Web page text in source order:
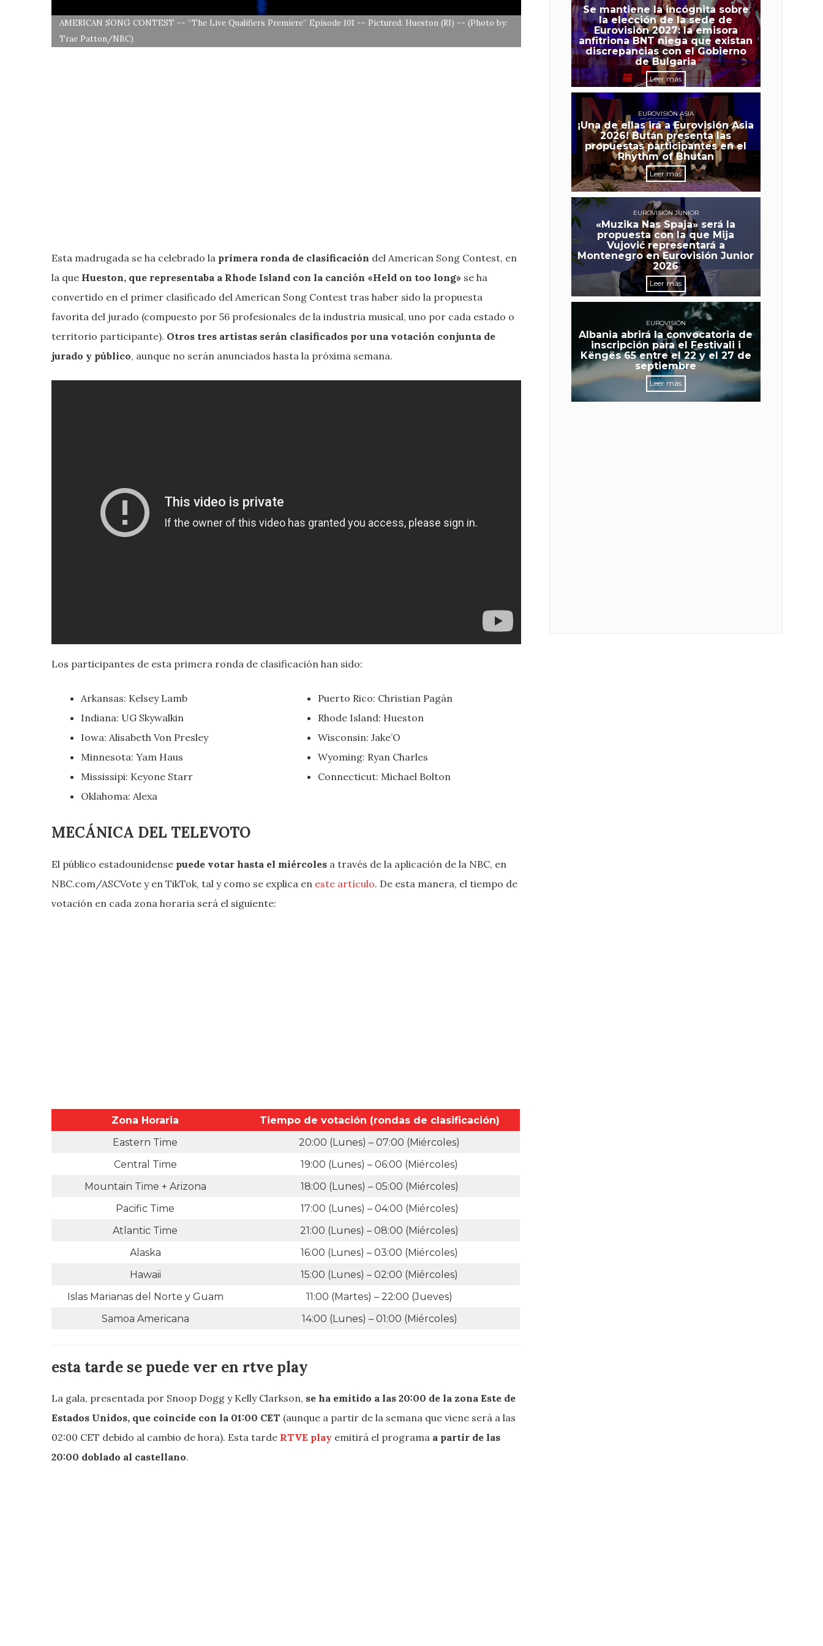
AMERICAN SONG CONTEST -- “The Live Qualifiers Premiere” Episode 101 -- Pictured: Hueston (RI) -- (Photo by:
Trae Patton/NBC)
Esta madrugada se ha celebrado la primera ronda de clasificación del American Song Contest, en
la que Hueston, que representaba a Rhode Island con la canción «Held on too long» se ha
convertido en el primer clasificado del American Song Contest tras haber sido la propuesta
favorita del jurado (compuesto por 56 profesionales de la industria musical, uno por cada estado o
territorio participante). Otros tres artistas serán clasificados por una votación conjunta de
jurado y público, aunque no serán anunciados hasta la próxima semana.
Los participantes de esta primera ronda de clasificación han sido:
Arkansas: Kelsey Lamb
Indiana: UG Skywalkin
Iowa: Alisabeth Von Presley
Minnesota: Yam Haus
Mississipi: Keyone Starr
Oklahoma: Alexa
Puerto Rico: Christian Pagán
Rhode Island: Hueston
Wisconsin: Jake’O
Wyoming: Ryan Charles
Connecticut: Michael Bolton
MECÁNICA DEL TELEVOTO
El público estadounidense puede votar hasta el miércoles a través de la aplicación de la NBC, en
NBC.com/ASCVote y en TikTok, tal y como se explica en este artículo. De esta manera, el tiempo de
votación en cada zona horaria será el siguiente:
Zona Horaria
Tiempo de votación (rondas de clasificación)
Eastern Time
20:00 (Lunes) – 07:00 (Miércoles)
Central Time
19:00 (Lunes) – 06:00 (Miércoles)
Mountain Time + Arizona
18:00 (Lunes) – 05:00 (Miércoles)
Pacific Time
17:00 (Lunes) – 04:00 (Miércoles)
Atlantic Time
21:00 (Lunes) – 08:00 (Miércoles)
Alaska
16:00 (Lunes) – 03:00 (Miércoles)
Hawaii
15:00 (Lunes) – 02:00 (Miércoles)
Islas Marianas del Norte y Guam
11:00 (Martes) – 22:00 (Jueves)
Samoa Americana
14:00 (Lunes) – 01:00 (Miércoles)
esta tarde se puede ver en rtve play
La gala, presentada por Snoop Dogg y Kelly Clarkson, se ha emitido a las 20:00 de la zona Este de
Estados Unidos, que coincide con la 01:00 CET (aunque a partir de la semana que viene será a las
02:00 CET debido al cambio de hora). Esta tarde RTVE play emitirá el programa a partir de las
20:00 doblado al castellano.
Se mantiene la incógnita sobre
la elección de la sede de
Eurovisión 2027: la emisora
anfitriona BNT niega que existan
discrepancias con el Gobierno
de Bulgaria
Leer más
EUROVISIÓN ASIA
¡Una de ellas irá a Eurovisión Asia
2026! Bután presenta las
propuestas participantes en el
Rhythm of Bhutan
Leer más
EUROVISIÓN JUNIOR
«Muzika Nas Spaja» será la
propuesta con la que Mija
Vujović representará a
Montenegro en Eurovisión Junior
2026
Leer más
EUROVISIÓN
Albania abrirá la convocatoria de
inscripción para el Festivali i
Këngës 65 entre el 22 y el 27 de
septiembre
Leer más